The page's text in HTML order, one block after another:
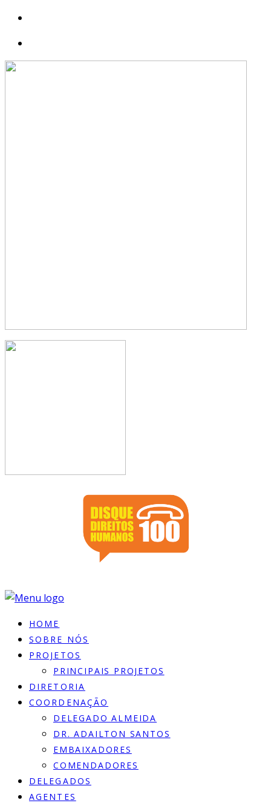
HOME
SOBRE NÓS
PROJETOS
PRINCIPAIS PROJETOS
DIRETORIA
COORDENAÇÃO
DELEGADO ALMEIDA
DR. ADAILTON SANTOS
EMBAIXADORES
COMENDADORES
DELEGADOS
AGENTES